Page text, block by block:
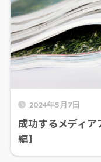
2024年5月7日
成功するメディ
編】